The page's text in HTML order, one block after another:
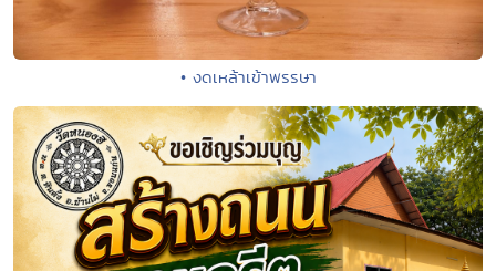
• งดเหล้าเข้าพรรษา